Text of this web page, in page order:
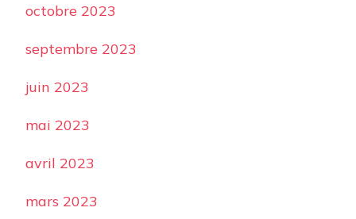
octobre 2023
septembre 2023
juin 2023
mai 2023
avril 2023
mars 2023